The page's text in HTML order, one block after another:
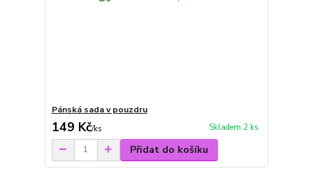
Pánská sada v pouzdru
149 Kč/ks Skladem 2 ks
Přidat do košíku